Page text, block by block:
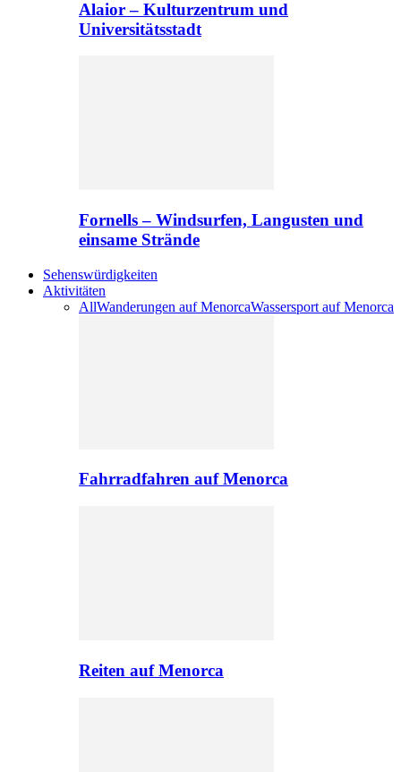
Alaior – Kulturzentrum und
Universitätsstadt
Fornells – Windsurfen, Langusten und
einsame Strände
Sehenswürdigkeiten
Aktivitäten
AllWanderungen auf MenorcaWassersport auf Menorca
Fahrradfahren auf Menorca
Reiten auf Menorca